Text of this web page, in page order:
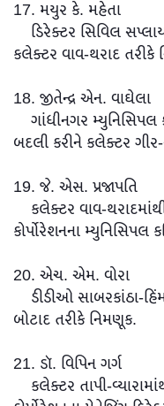
17. મયુર કે. મહેતા
ડિરેક્ટર સિવિલ
કલેક્ટર વાવ-થરાદ તરીકે
18. જીતેન્દ્ર એન. વાઘેલા
ગાંધીનગર મ્યુનિસિપલ
બદલી કરીને કલેક્ટર
19. જે. એસ. પ્રજાપતિ
કલેક્ટર વાવ-
કોર્પોરેશનના
20. એચ. એમ. વોરા
ડીડીઓ સાબરકાંઠા-
બોટાદ તરીકે નિમણૂક.
21. ડૉ. વિપિન ગર્ગ
કલેક્ટર તાપી-